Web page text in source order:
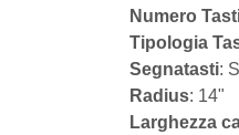
Numero
Tipologia
Segnatasti:
Radius: 14"
Larghezza